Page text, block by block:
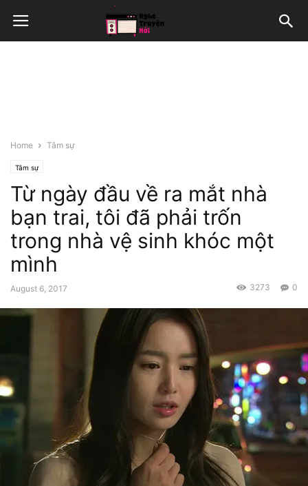
Home Tâm sự
Tâm sự
Từ ngày đầu về ra mắt nhà
bạn trai, tôi đã phải trốn
trong nhà vệ sinh khóc một
mình
August 6, 2017 0
3273